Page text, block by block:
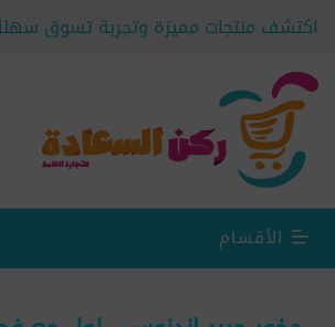
اكتشف منتجات مميزة وتجربة تسوق
الأقسام